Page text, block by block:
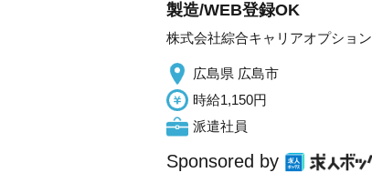
製造/WEB登録OK
株式会社綜合キャリアオプション
広島県 広島市
時給1,150円
派遣社員
Sponsored by